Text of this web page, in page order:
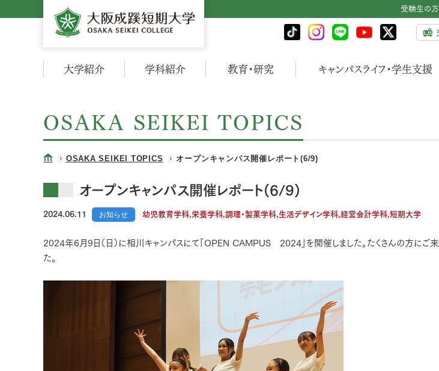
受験生の方
大学紹介 学科紹介 教育・研究 キャンパスライフ・学生支援
OSAKA SEIKEI TOPICS
OSAKA SEIKEI TOPICS オープンキャンパス開催レポート(6/9)
オープンキャンパス開催レポート(6/9)
2024.06.11 お知らせ 幼児教育学科,栄養学科,調理・製菓学科,生活デザイン学科,経営会計学科,短期大学
2024年6月9日（日）に相川キャンパスにて「OPEN CAMPUS 2024」を開催しました。たくさんの方にご来
た。